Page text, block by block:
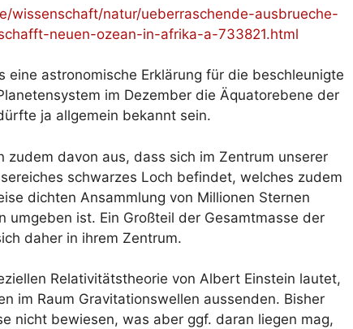
wissenschaft/natur/ueberraschende-ausbrueche-
neuen-ozean-in-afrika-a-733821.html
eine astronomische Erklärung für die beschleunigte
im Dezember die Äquatorebene der
ja allgemein bekannt sein.
zudem davon aus, dass sich im Zentrum unserer
schwarzes Loch befindet, welches zudem
dichten Ansammlung von Millionen Sternen
umgeben ist. Ein Großteil der Gesamtmasse der
daher in ihrem Zentrum.
Relativitätstheorie von Albert Einstein lautet,
im Raum Gravitationswellen aussenden. Bisher
nicht bewiesen, was aber ggf. daran liegen mag,